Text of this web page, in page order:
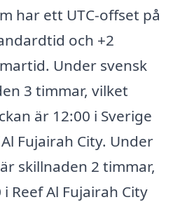
har ett UTC-offset på
och +2
Under svensk
3 timmar, vilket
är 12:00 i Sverige
Fujairah City. Under
skillnaden 2 timmar,
Reef Al Fujairah City